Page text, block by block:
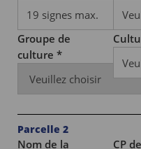
Groupe de
culture *
Parcelle 2
Nom de la
CP